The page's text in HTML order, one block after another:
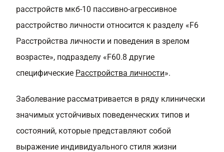
расстройств мкб-10 пассивно-агрессивное
расстройство личности относится к разделу «F6
Расстройства личности и поведения в зрелом
возрасте», подразделу «F60.8 другие
специфические Расстройства личности».
Заболевание рассматривается в ряду клинически
значимых устойчивых поведенческих типов и
состояний, которые представляют собой
выражение индивидуального стиля жизни